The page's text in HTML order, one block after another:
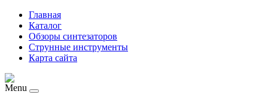
Главная
Каталог
Обзоры синтезаторов
Струнные инструменты
Карта сайта
Menu